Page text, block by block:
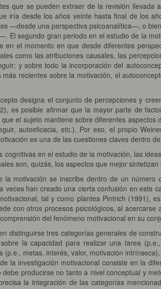
que se pueden extraer de la revisión
iría desde los años veinte hasta final de los
—desde una perspectiva psicoanalítica—, o
El segundo gran periodo en el estudio de la
en el momento en que desde diferentes
como las atribuciones causales, las
y sobre todo la incorporación del
recientes sobre la motivación, el
designa el conjunto de percepciones y
es posible afirmar que la mayor parte de
el sujeto mantiene sobre diferentes
autoeficacia, etc.). Por eso, el propio
es una de las cuestiones claves dentro
en el estudio de la motivación, las
son, quizás, los aspectos que mejor
la motivación se inscribe dentro de un
veces han creado una cierta confusión en este
tal y como plantea Pintrich (1991),
con otros procesos psicológicos, al
del fenómeno motivacional en su
distinguirse tres categorías generales de
la capacidad para realizar una tarea
(p.e., metas, interés, valor, motivación
la investigación motivacional consiste en la
producirse no tanto a nivel conceptual y
la integración de las categorías